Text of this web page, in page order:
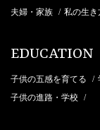
夫婦・家族 / 私の生き
EDUCATION
子供の五感を育てる /
子供の進路・学校 /